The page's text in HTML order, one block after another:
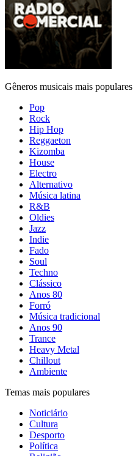
Gêneros musicais mais populares
Pop
Rock
Hip Hop
Reggaeton
Kizomba
House
Electro
Alternativo
Música latina
R&B
Oldies
Jazz
Indie
Fado
Soul
Techno
Clássico
Anos 80
Forró
Música tradicional
Anos 90
Trance
Heavy Metal
Chillout
Ambiente
Temas mais populares
Noticiário
Cultura
Desporto
Política